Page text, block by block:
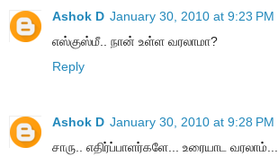
Ashok D January 30, 2010 at 9:23 PM
எஸ்குஸ்மீ.. நான் உள்ள வரலாமா?
Reply
Ashok D January 30, 2010 at 9:28 PM
சாரு.. எதிர்ப்பாளர்களே... உரையாட